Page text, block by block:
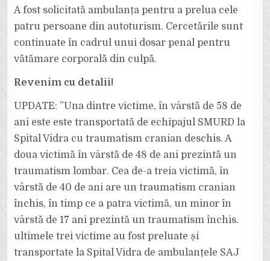
A fost solicitată ambulanța pentru a prelua cele
patru persoane din autoturism. Cercetările sunt
continuate în cadrul unui dosar penal pentru
vătămare corporală din culpă.
Revenim cu detalii!
UPDATE: ”Una dintre victime, în vârstă de 58 de
ani este este transportată de echipajul SMURD la
Spital Vidra cu traumatism cranian deschis. A
doua victimă în vârstă de 48 de ani prezintă un
traumatism lombar. Cea de-a treia victimă, în
vârstă de 40 de ani are un traumatism cranian
închis, în timp ce a patra victimă, un minor în
vârstă de 17 ani prezintă un traumatism închis.
ultimele trei victime au fost preluate și
transportate la Spital Vidra de ambulanțele SAJ